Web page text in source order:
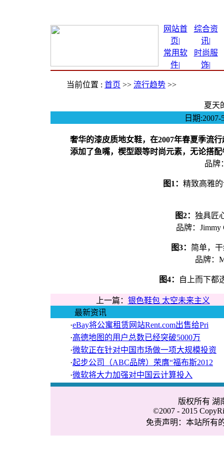
网站首
页|
综合资
讯|
常用软
件|
时尚服
饰|
当前位置 : 首页 >> 流行趋势 >>
夏天
日期
奢华的漆皮质地女鞋，在2007年春夏季流
添加了鱼嘴，楔型跟等时尚元素，无论搭
品牌
图1： 精致高雅
图2： 独具匠
品牌：Jimmy
图3： 简单，
品牌：
图4： 自上而下都
上一篇： 银色鞋包 太空未来主义
最新资讯
·eBay将公寓租赁网站Rent.com出售给Pri
·高德地图的用户总数已经突破5000万
·微软正在针对中国市场做一项大规模投资
·起步公司（ABC品牌）荣膺“福布斯2012
·微软将大力加强对中国云计算投入
版权所有
©2007 - 2015
免责声明：本站所有